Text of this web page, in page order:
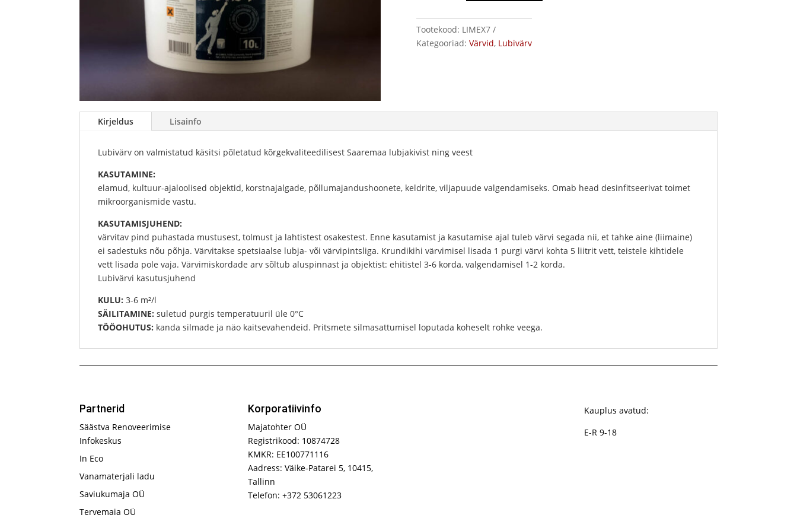
Tootekood: LIMEX7
Kategooriad: Värvid, Lubivärv
Kirjeldus Lisainfo
Lubivärv on valmistatud käsitsi põletatud kõrgekvaliteedilisest Saaremaa lubjakivist ning veest
KASUTAMINE:
elamud, kultuur-ajaloolised objektid, korstnajalgade, põllumajandushoonete, keldrite, viljapuude valgendamiseks. Omab head desinfitseerivat toimet
mikroorganismide vastu.
KASUTAMISJUHEND:
värvitav pind puhastada mustusest, tolmust ja lahtistest osakestest. Enne kasutamist ja kasutamise ajal tuleb värvi segada nii, et tahke aine (liimaine)
ei sadestuks nõu põhja. Värvitakse spetsiaalse lubja- või värvipintsliga. Krundikihi värvimisel lisada 1 purgi värvi kohta 5 liitrit vett, teistele kihtidele
vett lisada pole vaja. Värvimiskordade arv sõltub aluspinnast ja objektist: ehitistel 3-6 korda, valgendamisel 1-2 korda.
Lubivärvi kasutusjuhend
KULU: 3-6 m²/l
SÄILITAMINE: suletud purgis temperatuuril üle 0°C
TÖÖOHUTUS: kanda silmade ja näo kaitsevahendeid. Pritsmete silmasattumisel loputada koheselt rohke veega.
Partnerid
Säästva Renoveerimise
Infokeskus
In Eco
Vanamaterjali ladu
Saviukumaja OÜ
Tervemaja OÜ
Korporatiivinfo
Majatohter OÜ
Registrikood: 10874728
KMKR: EE100771116
Aadress: Väike-Patarei 5, 10415,
Tallinn
Telefon: +372 53061223
Kauplus avatud:
E-R 9-18